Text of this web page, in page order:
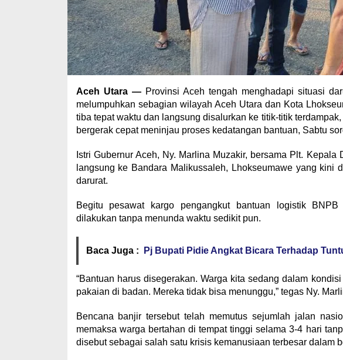
Aceh Utara —Provinsi Aceh tengah menghadapi situasi
melumpuhkan sebagian wilayah Aceh Utara dan Kota
tiba tepat waktu dan langsung disalurkan ke titik-titik
bergerak cepat meninjau proses kedatangan bantuan, Sabtu
Istri Gubernur Aceh, Ny. Marlina Muzakir, bersama Plt.
langsung ke Bandara Malikussaleh, Lhokseumawe yang kini
darurat.
Begitu pesawat kargo pengangkut bantuan logistik BNPB
dilakukan tanpa menunda waktu sedikit pun.
Baca Juga : Pj Bupati Pidie Angkat Bicara Terhadap
“Bantuan harus disegerakan. Warga kita sedang dalam
pakaian di badan. Mereka tidak bisa menunggu,” tegas Ny.
Bencana banjir tersebut telah memutus sejumlah jalan
memaksa warga bertahan di tempat tinggi selama 3-4 hari
disebut sebagai salah satu krisis kemanusiaan terbesar dalam